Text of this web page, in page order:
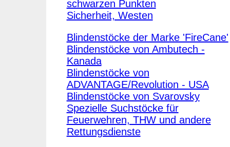
schwarzen Punkten
Sicherheit, Westen
Blindenstöcke der Marke 'FireCane'
Blindenstöcke von Ambutech -
Kanada
Blindenstöcke von
ADVANTAGE/Revolution - USA
Blindenstöcke von Svarovsky
Spezielle Suchstöcke für
Feuerwehren, THW und andere
Rettungsdienste